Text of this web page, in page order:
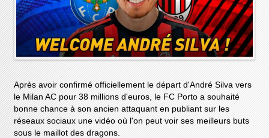
Après avoir confirmé officiellement le départ d'André Silva vers
le Milan AC pour 38 millions d'euros, le FC Porto a souhaité
bonne chance à son ancien attaquant en publiant sur les
réseaux sociaux une vidéo où l'on peut voir ses meilleurs buts
sous le maillot des dragons.